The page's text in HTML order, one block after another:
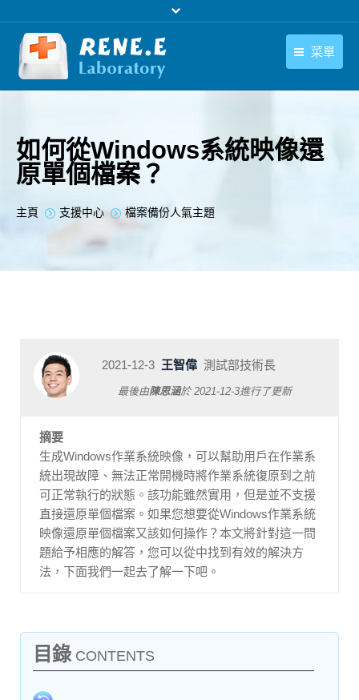
菜單
下載中心
聯絡我們
如何從Windows系統映像還
原單個檔案？
您在此处：
主頁 支援中心 檔案備份人氣主題
2021-12-3 王智偉 測試部技術長
最後由陳思涵於2021-12-3進行了更新
摘要
生成Windows作業系統映像，可以幫助用戶在作業系
統出現故障、無法正常開機時將作業系統復原到之前
可正常執行的狀態。該功能雖然實用，但是並不支援
直接還原單個檔案。如果您想要從Windows作業系統
映像還原單個檔案又該如何操作？本文將針對這一問
題給予相應的解答，您可以從中找到有效的解決方
法，下面我們一起去了解一下吧。
目錄 CONTENTS